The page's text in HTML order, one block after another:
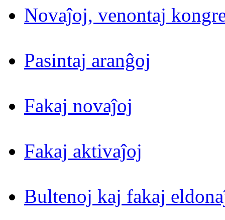
Novaĵoj, venontaj
Pasintaj aranĝoj
Fakaj novaĵoj
Fakaj aktivaĵoj
Bultenoj kaj fakaj